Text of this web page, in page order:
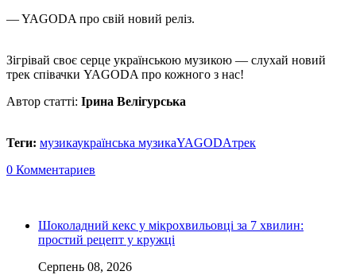
— YAGODA про свій новий реліз.
Зігрівай своє серце українською музикою — слухай новий
трек співачки YAGODA про кожного з нас!
Автор статті: Ірина Велігурська
Теги: музикаукраїнська музикаYAGODAтрек
0 Комментариев
Шоколадний кекс у мікрохвильовці за 7 хвилин:
простий рецепт у кружці
Серпень 08, 2026